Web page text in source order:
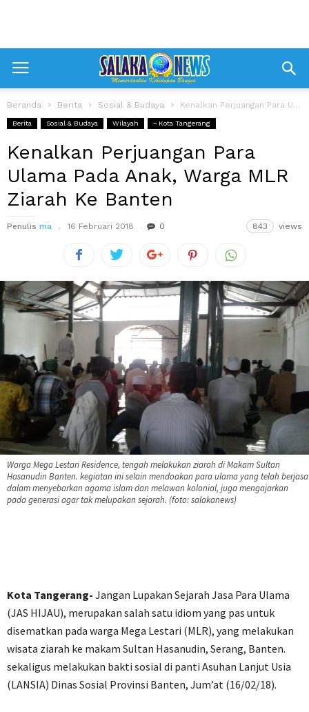
Beranda Berita Sosial & Budaya Kenalkan Perjuangan Para Ulama Pada Anak, Warga MLR Ziarah Ke Banten
Berita Sosial & Budaya Wilayah ~ Kota Tangerang
Kenalkan Perjuangan Para
Ulama Pada Anak, Warga MLR
Ziarah Ke Banten
Penulis ma 16 Februari 2018 0 843 views
Warga Mega Lestari Residence, tengah melakukan ziarah di Makam Sultan
Hasanudin Banten. kegiatan ini selain mendoakan para ulama yang telah berjasa
dalam menyebarkan agama islam dan melawan kolonial, juga mengajarkan
pada generasi agar tak melupakan sejarah. (foto: salakanews)
Kota Tangerang- Jangan Lupakan Sejarah Jasa Para Ulama
(JAS HIJAU), merupakan salah satu idiom yang pas untuk
disematkan pada warga Mega Lestari (MLR), yang melakukan
wisata ziarah ke makam Sultan Hasanudin, Serang, Banten.
sekaligus melakukan bakti sosial di panti Asuhan Lanjut Usia
(LANSIA) Dinas Sosial Provinsi Banten, Jum’at (16/02/18).